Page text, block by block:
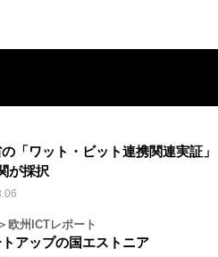
「ワット・ビット連携関連実証」
が採択
欧州ICTレポート
アップの国エストニア